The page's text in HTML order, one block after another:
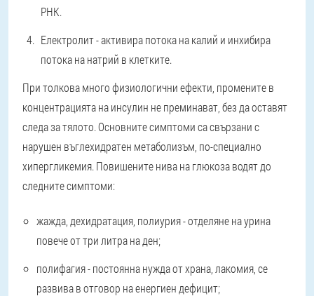
РНК.
Електролит - активира потока на калий и инхибира
потока на натрий в клетките.
При толкова много физиологични ефекти, промените в
концентрацията на инсулин не преминават, без да оставят
следа за тялото.Основните симптоми са свързани с
нарушен въглехидратен метаболизъм , по-специално
хипергликемия. Повишените нива на глюкоза водят до
следните симптоми:
жажда, дехидратация, полиурия - отделяне на урина
повече от три литра на ден;
полифагия - постоянна нужда от храна, лакомия, се
развива в отговор на енергиен дефицит;